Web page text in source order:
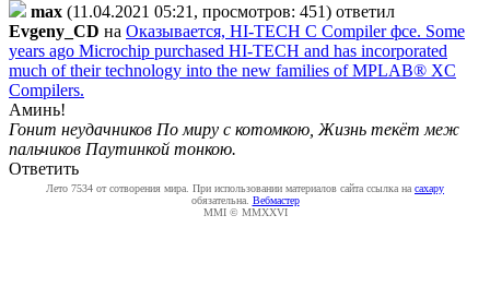
max (11.04.2021 05:21, просмотров: 451) ответил
Evgeny_CD на Оказывается, HI-TECH C Compiler фсе. Some
years ago Microchip purchased HI-TECH and has incorporated
much of their technology into the new families of MPLAB® XC
Compilers.
Аминь!
Гонит неудачников По миру с котомкою, Жизнь текёт меж
пальчиков Паутинкой тонкою.
Ответить
Лето 7534 от сотворения мира. При использовании материалов сайта ссылка на caxapу
обязательна. Вебмастер
MMI © MMXXVI